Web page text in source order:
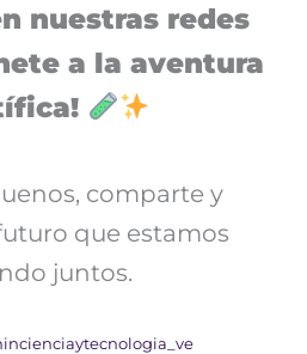
nuestras redes
a la aventura
comparte y
que estamos
juntos.